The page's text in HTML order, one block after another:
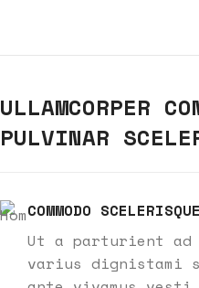
ULLAMCORPER
PULVINAR
COMMODO
Ut a parturient ad
varius dignistami